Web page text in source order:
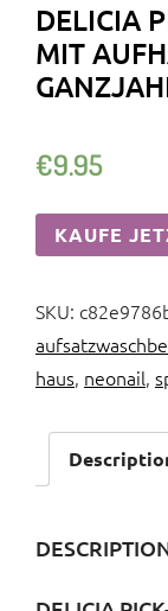
DELICIA
MIT
€9.95
KAUFE
SKU:
haus, neonail,